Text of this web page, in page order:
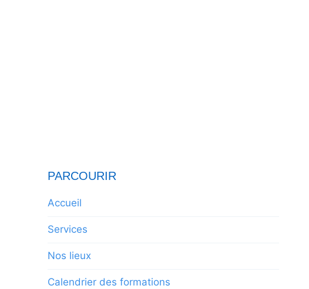
PARCOURIR
Accueil
Services
Nos lieux
Calendrier des formations